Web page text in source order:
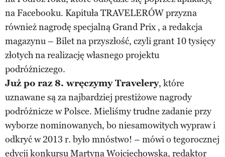
na Facebooku. Kapituła TRAVELERÓW przyzna
również nagrodę specjalną Grand Prix , a redakcja
magazynu – Bilet na przyszłość, czyli grant 10 tysięcy
złotych na realizację własnego projektu
podróżniczego.
Już po raz 8. wręczymyTravelery, które
uznawane są za najbardziej prestiżowe nagrody
podróżnicze w Polsce. Mieliśmy trudne zadanie przy
wyborze nominowanych, bo niesamowitych wypraw i
odkryć w 2013 r. było mnóstwo! – mówi o tegorocznej
edycji konkursu Martyna Wojciechowska, redaktor